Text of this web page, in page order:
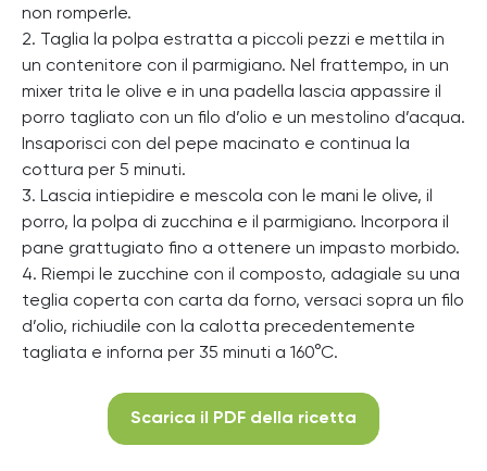
non romperle.
2. Taglia la polpa estratta a piccoli pezzi e mettila in
un contenitore con il parmigiano. Nel frattempo, in un
mixer trita le olive e in una padella lascia appassire il
porro tagliato con un filo d’olio e un mestolino d’acqua.
Insaporisci con del pepe macinato e continua la
cottura per 5 minuti.
3. Lascia intiepidire e mescola con le mani le olive, il
porro, la polpa di zucchina e il parmigiano. Incorpora il
pane grattugiato fino a ottenere un impasto morbido.
4. Riempi le zucchine con il composto, adagiale su una
teglia coperta con carta da forno, versaci sopra un filo
d’olio, richiudile con la calotta precedentemente
tagliata e inforna per 35 minuti a 160°C.
Scarica il PDF della ricetta